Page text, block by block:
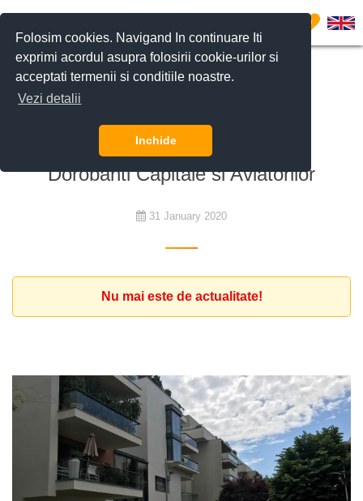
Folosim cookies. Navigand In continuare Iti
exprimi acordul asupra folosirii cookie-urilor si
acceptati termenii si conditiile noastre.
Vezi detalii
Inchide
0
De cumpărat
apartament premium in zonele
Dorobanti Capitale si Aviatorilor
31 January 2020
Nu mai este de actualitate!